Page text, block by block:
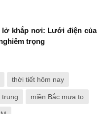
lở khắp nơi: Lưới điện của
trọng
thời tiết hôm nay
trung miền Bắc mưa to